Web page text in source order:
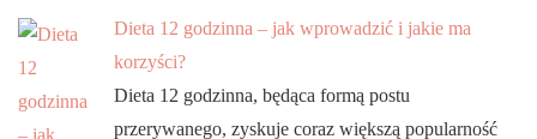
Dieta 12 godzinna – jak wprowadzić i jakie ma
korzyści?
Dieta 12 godzinna, będąca formą postu
przerywanego, zyskuje coraz większą popularność